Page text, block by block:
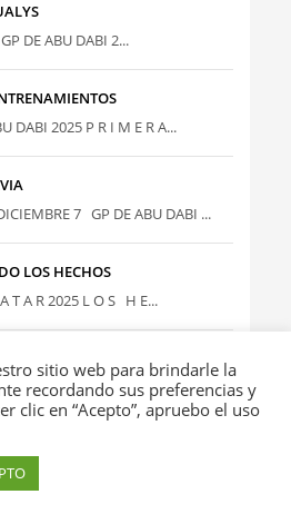
ABU DABI 2...
DABI 2025 P R I M E R A...
7 GP DE ABU DABI ...
LOS HECHOS
T A R 2025 L O S H E...
Y GIROS AL DETALLE
2025 L A C A R R E ...
2025 L A C A R R E ...
sitio web para brindarle la
recordando sus preferencias y
clic en “Acepto”, apruebo el uso